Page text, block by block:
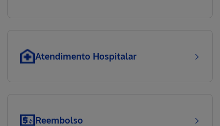
Atendimento Hospitalar
Reembolso